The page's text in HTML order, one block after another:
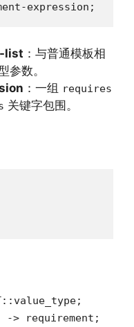
expression;
list ：与普通模板相
参数。
：一组 requires
关键字包围。
> requirement;